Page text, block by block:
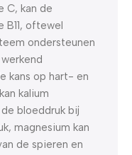
C, kan de
oftewel
ondersteunen
kans op hart- en
kalium
bloeddruk bij
magnesium kan
de spieren en